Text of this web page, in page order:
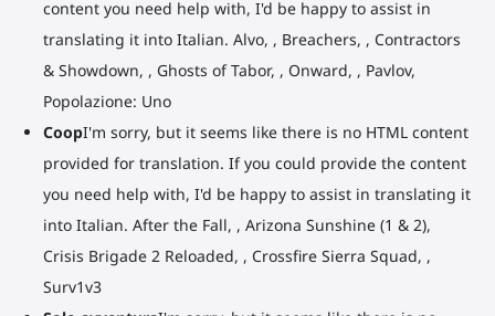
content you need help with, I'd be happy to assist in
translating it into Italian. Alvo, , Breachers, , Contractors
& Showdown, , Ghosts of Tabor, , Onward, , Pavlov,
Popolazione: Uno
CoopI'm sorry, but it seems like there is no HTML content
provided for translation. If you could provide the content
you need help with, I'd be happy to assist in translating it
into Italian. After the Fall, , Arizona Sunshine (1 & 2),
Crisis Brigade 2 Reloaded, , Crossfire Sierra Squad, ,
Surv1v3